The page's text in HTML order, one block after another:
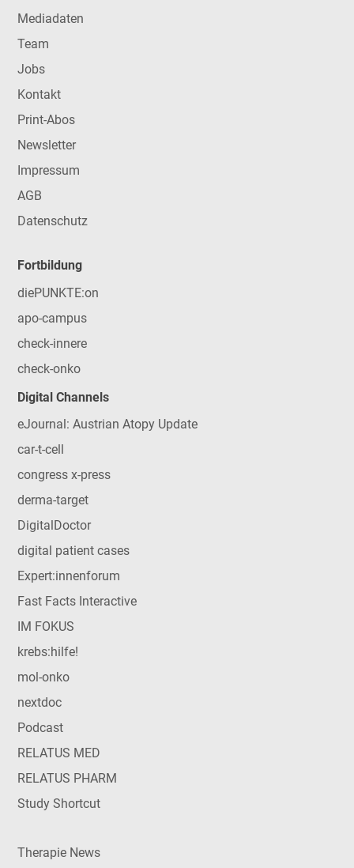
Mediadaten
Team
Jobs
Kontakt
Print-Abos
Newsletter
Impressum
AGB
Datenschutz
Fortbildung
diePUNKTE:on
apo-campus
check-innere
check-onko
Digital Channels
eJournal: Austrian Atopy Update
car-t-cell
congress x-press
derma-target
DigitalDoctor
digital patient cases
Expert:innenforum
Fast Facts Interactive
IM FOKUS
krebs:hilfe!
mol-onko
nextdoc
Podcast
RELATUS MED
RELATUS PHARM
Study Shortcut
Therapie News